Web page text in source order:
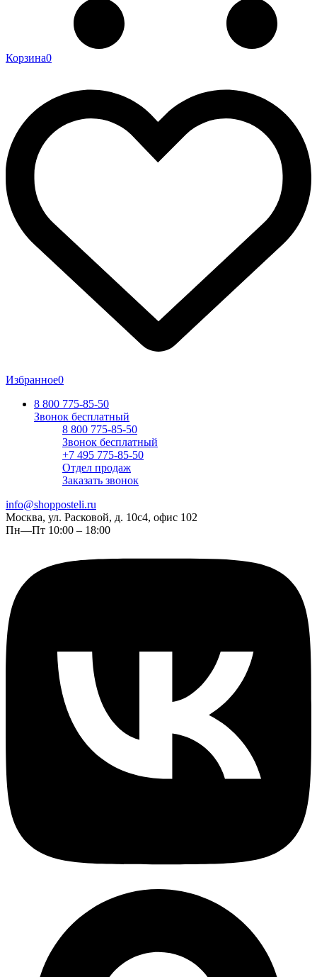
Корзина0
Избранное0
8 800 775-85-50
Звонок бесплатный
8 800 775-85-50
Звонок бесплатный
+7 495 775-85-50
Отдел продаж
Заказать звонок
info@shopposteli.ru
Москва, ул. Расковой, д. 10с4, офис 102
Пн—Пт 10:00 – 18:00